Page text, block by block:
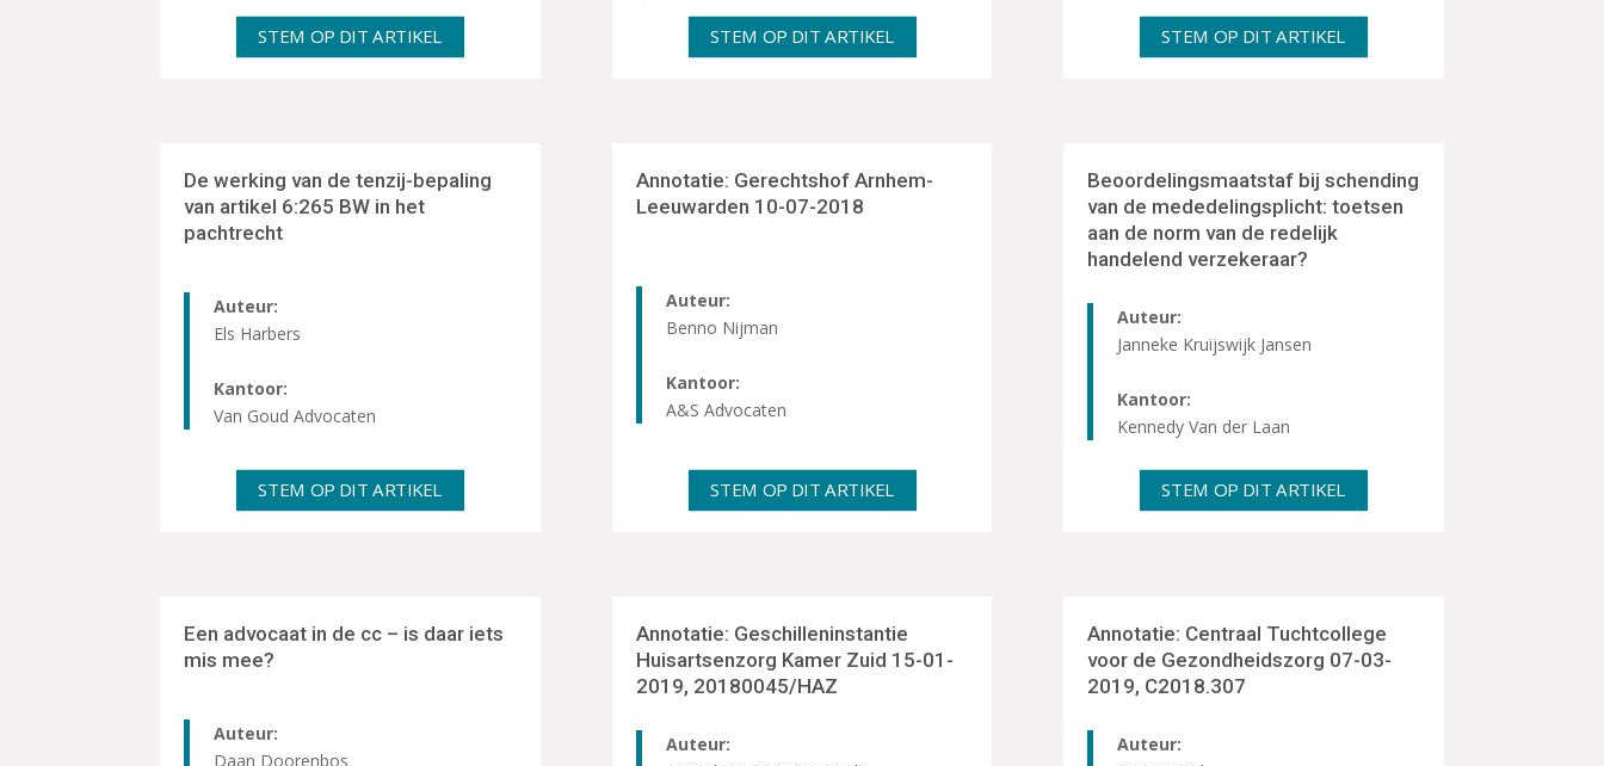
STEM OP DIT ARTIKEL STEM OP DIT ARTIKEL STEM OP DIT ARTIKEL
De werking van de tenzij-bepaling
van artikel 6:265 BW in het
pachtrecht
Auteur:
Els Harbers
Kantoor:
Van Goud Advocaten
STEM OP DIT ARTIKEL
Annotatie: Gerechtshof Arnhem-
Leeuwarden 10-07-2018
Auteur:
Benno Nijman
Kantoor:
A&S Advocaten
STEM OP DIT ARTIKEL
Beoordelingsmaatstaf bij schending
van de mededelingsplicht: toetsen
aan de norm van de redelijk
handelend verzekeraar?
Auteur:
Janneke Kruijswijk Jansen
Kantoor:
Kennedy Van der Laan
STEM OP DIT ARTIKEL
Een advocaat in de cc – is daar iets
mis mee?
Auteur:
Daan Doorenbos
Annotatie: Geschilleninstantie
Huisartsenzorg Kamer Zuid 15-01-
2019, 20180045/HAZ
Auteur:
Annotatie: Centraal Tuchtcollege
voor de Gezondheidszorg 07-03-
2019, C2018.307
Auteur: